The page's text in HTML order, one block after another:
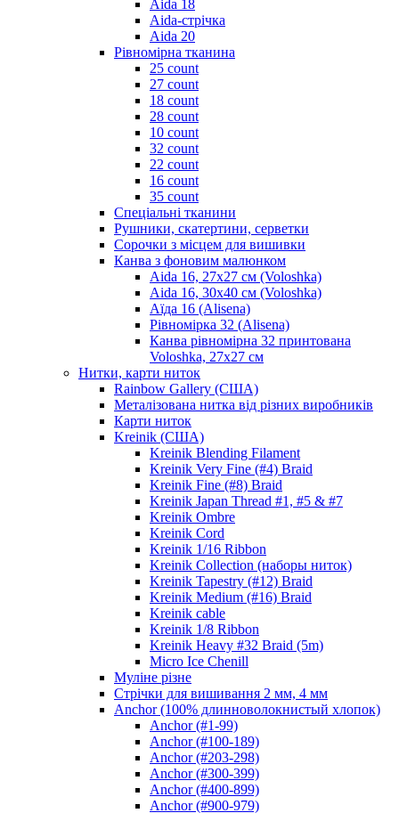
Aida 18
Aida-стрічка
Aida 20
Рівномірна тканина
25 count
27 count
18 count
28 count
10 count
32 count
22 count
16 count
35 count
Спеціальні тканини
Рушники, скатертини, серветки
Сорочки з місцем для вишивки
Канва з фоновим малюнком
Aida 16, 27х27 см (Voloshka)
Aida 16, 30х40 см (Voloshka)
Аїда 16 (Alisena)
Рівномірка 32 (Alisena)
Канва рівномірна 32 принтована
Voloshka, 27х27 см
Нитки, карти ниток
Rainbow Gallery (США)
Металізована нитка від різних виробників
Карти ниток
Kreinik (США)
Kreinik Blending Filament
Kreinik Very Fine (#4) Braid
Kreinik Fine (#8) Braid
Kreinik Japan Thread #1, #5 & #7
Kreinik Ombre
Kreinik Cord
Kreinik 1/16 Ribbon
Kreinik Collection (наборы ниток)
Kreinik Tapestry (#12) Braid
Kreinik Medium (#16) Braid
Kreinik cable
Kreinik 1/8 Ribbon
Kreinik Heavy #32 Braid (5m)
Micro Ice Chenill
Муліне різне
Стрічки для вишивання 2 мм, 4 мм
Anchor (100% длинноволокнистый хлопок)
Anchor (#1-99)
Anchor (#100-189)
Anchor (#203-298)
Anchor (#300-399)
Anchor (#400-899)
Anchor (#900-979)